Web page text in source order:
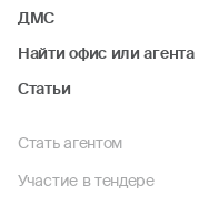
ДМС
Найти офис или агента
Статьи
Стать агентом
Участие в тендере